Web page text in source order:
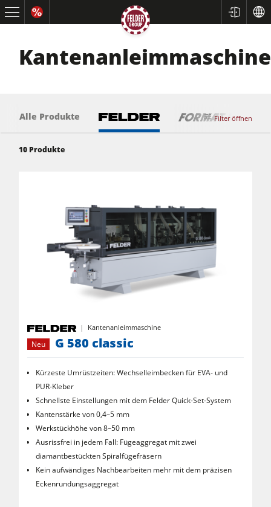
Kreissägen und Formatkreissägen
Hobelmaschinen
Fräsmaschinen
Kreissäge-Fräsmaschinen
Kombimaschinen
Kantenanleimmaschinen
Breitbandschleifmaschinen
Langband- & Kantenschleifmaschinen
Bürst- und Bürstschleifmaschinen
Bandsägen
Bohrmaschinen
Druckbalkensägen & Plattenaufteilsägen
Filter öffnen
Alle Produkte
10 Produkte
Kantenanleimmaschine
Neu
G 580 classic
Kürzeste Umrüstzeiten: Wechselleimbecken für EVA- und
PUR-Kleber
Schnellste Einstellungen mit dem Felder Quick-Set-System
Kantenstärke von 0,4–5 mm
Werkstückhöhe von 8–50 mm
Ausrissfrei in jedem Fall: Fügeaggregat mit zwei
diamantbestückten Spiralfügefräsern
Kein aufwändiges Nachbearbeiten mehr mit dem präzisen
Eckenrundungsaggregat